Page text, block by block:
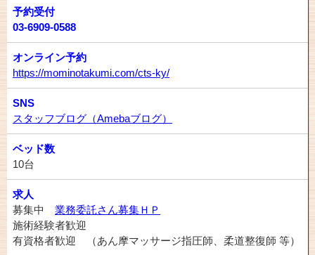
予約受付
03-6909-0588
オンライン予約
https://mominotakumi.com/cts-ky/
SNS
スタッフブログ（Amebaブログ）
ベッド数
10台
求人
募集中 業務委託さん募集ＨＰ
施術経験者歓迎
有資格者歓迎 （あん摩マッサージ指圧師、柔道整復師 等）